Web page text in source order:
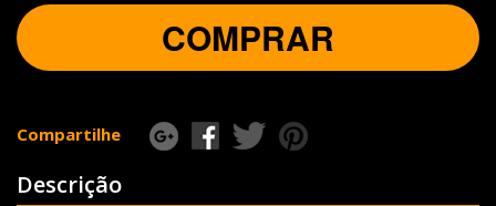
COMPRAR
Compartilhe
Descrição